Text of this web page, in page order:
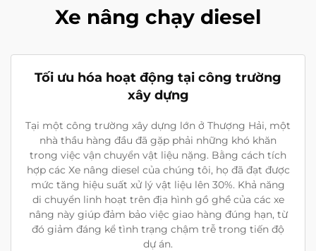
Xe nâng chạy diesel
Tối ưu hóa hoạt động tại công trường
xây dựng
Tại một công trường xây dựng lớn ở Thượng Hải, một
nhà thầu hàng đầu đã gặp phải những khó khăn
trong việc vận chuyển vật liệu nặng. Bằng cách tích
hợp các Xe nâng diesel của chúng tôi, họ đã đạt được
mức tăng hiệu suất xử lý vật liệu lên 30%. Khả năng
di chuyển linh hoạt trên địa hình gồ ghề của các xe
nâng này giúp đảm bảo việc giao hàng đúng hạn, từ
đó giảm đáng kể tình trạng chậm trễ trong tiến độ
dự án.